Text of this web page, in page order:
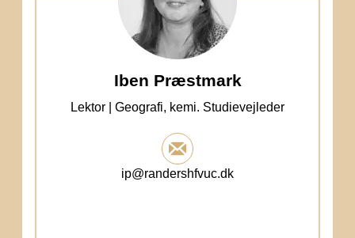
Iben Præstmark
Lektor | Geografi, kemi. Studievejleder
ip@randershfvuc.dk